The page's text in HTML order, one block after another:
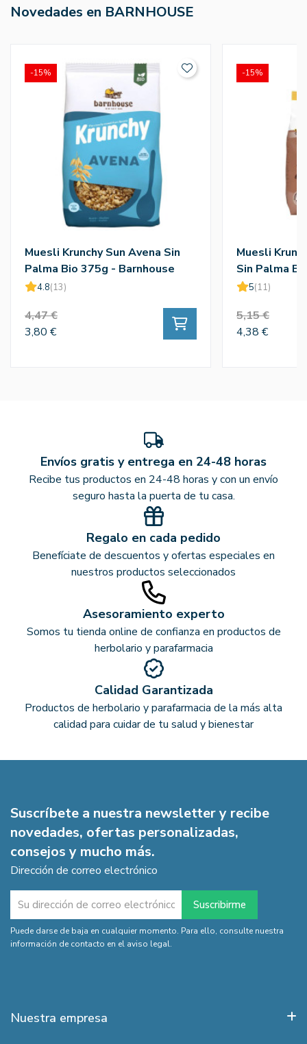
Novedades en BARNHOUSE
Muesli Krunchy Sun Avena Sin
Palma Bio 375g - Barnhouse
4.8(13)
4,47 €
3,80 €
-15%
Muesli
Sin Palma
5(11)
5,15 €
4,38 €
-15%
Envíos gratis y entrega en 24-48 horas
Recibe tus productos en 24-48 horas y con un envío
seguro hasta la puerta de tu casa.
Regalo en cada pedido
Benefíciate de descuentos y ofertas especiales en
nuestros productos seleccionados
Asesoramiento experto
Somos tu tienda online de confianza en productos de
herbolario y parafarmacia
Calidad Garantizada
Productos de herbolario y parafarmacia de la más alta
calidad para cuidar de tu salud y bienestar
Suscríbete a nuestra newsletter y recibe
novedades, ofertas personalizadas,
consejos y mucho más.
Dirección de correo electrónico
Puede darse de baja en cualquier momento. Para ello, consulte nuestra
información de contacto en el aviso legal.
Nuestra empresa